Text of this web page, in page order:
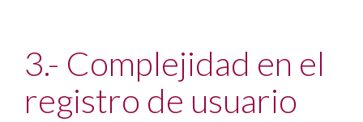
3.- Complejidad en el
registro de usuario